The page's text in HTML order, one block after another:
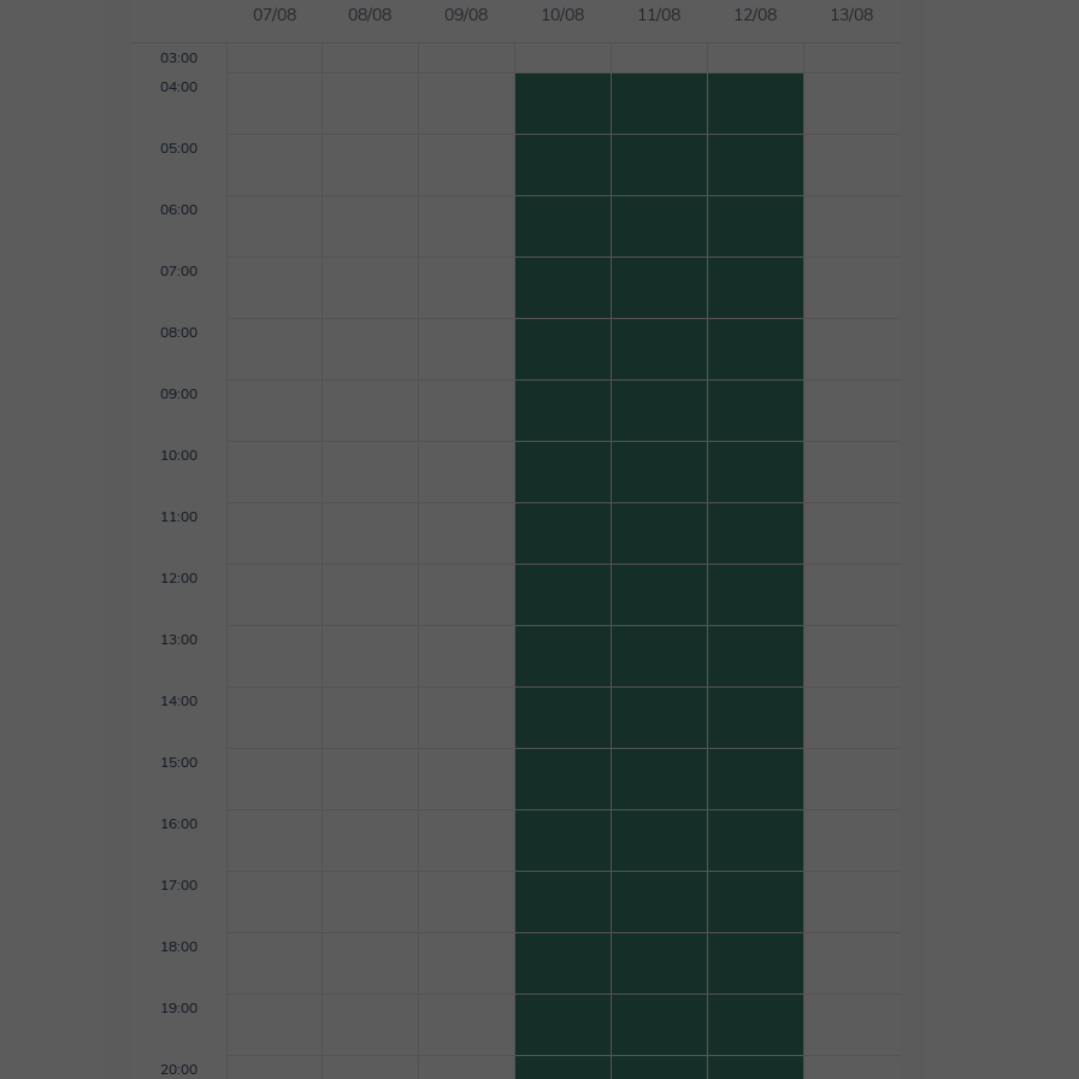
07/08 08/08 09/08 10/08 11/08 12/08 13/08
03:00
04:00
05:00
06:00
07:00
08:00
09:00
10:00
11:00
12:00
13:00
14:00
15:00
16:00
17:00
18:00
19:00
20:00